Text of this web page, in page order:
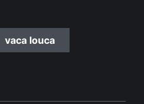
vaca louca